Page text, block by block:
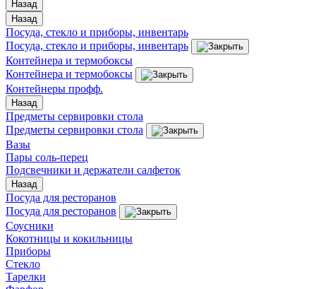
Назад
Назад
Посуда, стекло и приборы, инвентарь
Посуда, стекло и приборы, инвентарь
Контейнера и термобоксы
Контейнера и термобоксы
Контейнеры профф.
Назад
Предметы сервировки стола
Предметы сервировки стола
Вазы
Пары соль-перец
Подсвечники и держатели салфеток
Назад
Посуда для ресторанов
Посуда для ресторанов
Соусники
Кокотницы и кокильницы
Приборы
Стекло
Тарелки